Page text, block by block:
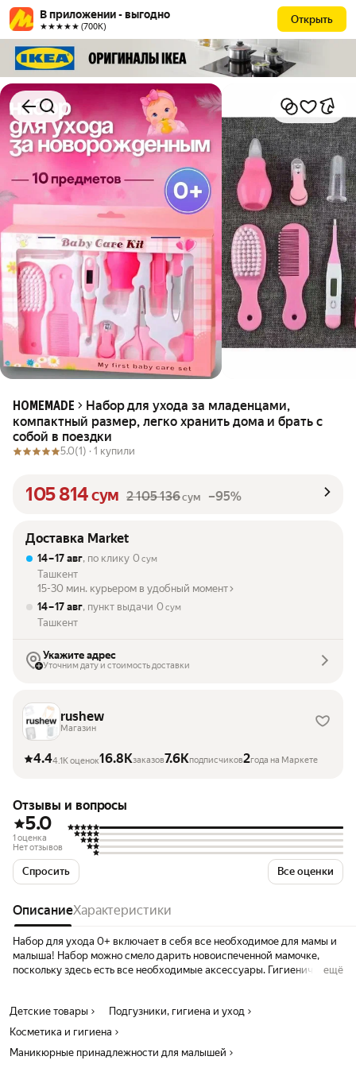
В приложении - выгодно
★★★★★ (700К)
Открыть
HOMEMADE
Набор для ухода за младенцами,
компактный размер, легко хранить дома и брать с
собой в поездки
5.0(1) · 1 купили
105 814сум 2 105 136сум –95%
Доставка Market
14 – 17 авг, по клику 0 сум
Ташкент
15-30 мин. курьером в удобный момент
14 – 17 авг, пункт выдачи 0 сум
Ташкент
Укажите адрес
Уточним дату и стоимость доставки
rushew
Магазин
4.44.1K оценок16.8Kзаказов7.6Kподписчиков2года на Маркете
Отзывы и вопросы
5.0
1 оценка
Нет отзывов
Спросить Все оценки
ОписаниеХарактеристики
Набор для ухода 0+ включает в себя все необходимое для мамы и
малыша! Набор можно смело дарить новоиспеченной мамочке,
поскольку здесь есть все необходимые аксессуары. Гигиенический
безопасными лезвиями, у вас больше не возникнет проблем с тем,
как безболезненно подстричь тонкие ноготки у малыша; Пинцет
краями; Назальный аспиратор - очистить носик малыша от
ещё
Детские товары
Подгузники, гигиена и уход
Косметика и гигиена
Маникюрные принадлежности для малышей